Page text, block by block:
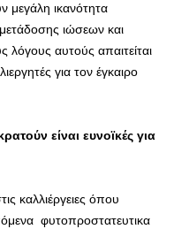
μεγάλη ικανότητα
ιώσεων και
λόγους αυτούς απαιτείται
για τον έγκαιρο
είναι ευνοϊκές για
καλλιέργειες όπου
φυτοπροστατευτικα